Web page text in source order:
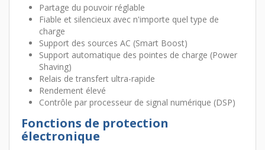
Partage du pouvoir réglable
Fiable et silencieux avec n'importe quel type de
charge
Support des sources AC (Smart Boost)
Support automatique des pointes de charge (Power
Shaving)
Relais de transfert ultra-rapide
Rendement élevé
Contrôle par processeur de signal numérique (DSP)
Fonctions de protection
électronique